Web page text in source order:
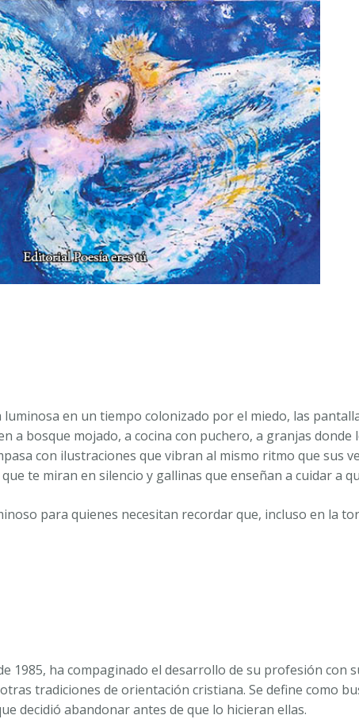
en un tiempo colonizado por el miedo, las
a bosque mojado, a cocina con puchero, a granjas
con ilustraciones que vibran al mismo ritmo que sus
te miran en silencio y gallinas que enseñan a cuidar a
para quienes necesitan recordar que, incluso en la
1985, ha compaginado el desarrollo de su profesión
tradiciones de orientación cristiana. Se define como
decidió abandonar antes de que lo hicieran ellas.